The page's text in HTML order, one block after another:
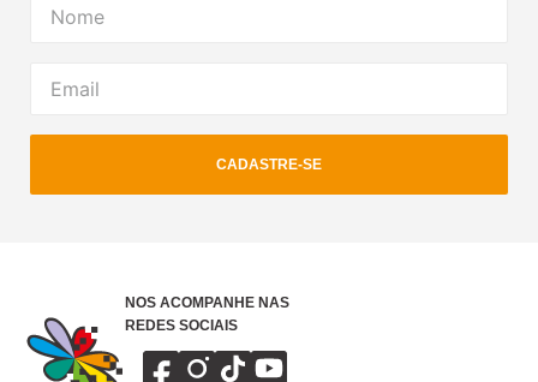
CADASTRE-SE
NOS ACOMPANHE NAS
REDES SOCIAIS